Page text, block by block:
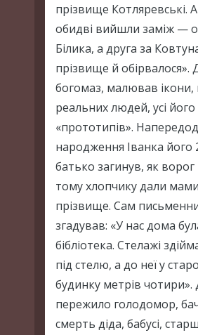
прізвище Котляревські.
обидві вийшли заміж —
Білика, а друга за
прізвище й обірвалося».
богомаз, малював ікони,
реальних людей, усі його
«прототипів».
народження Іванка його
батько загинув, як
тому хлопчику дали
прізвище. Сам
згадував: «У нас дома
бібліотека. Стелажі
під стелю, а до неї у
будинку метрів чотири».
пережило голодомор,
смерть діда, бабусі,